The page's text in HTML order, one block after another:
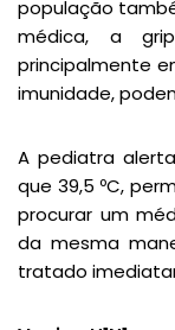
população
médica, a
principalmente
imunidade,
A pediatra
que 39,5 ºC,
procurar um
da mesma
tratado